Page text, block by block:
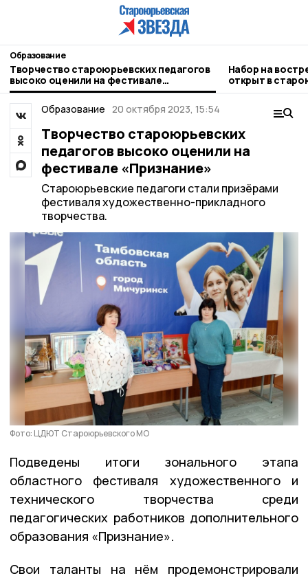
Образование
Творчество староюрьевских педагогов
высоко оценили на фестивале
«Признание»
Набор на
открыт в
Образование 20 октября 2023, 15:54
Творчество староюрьевских
педагогов высоко оценили на
фестивале «Признание»
Староюрьевские педагоги стали призёрами
фестиваля художественно-прикладного
творчества.
Фото: ЦДЮТ Староюрьевского МО
Подведены итоги зонального этапа
областного фестиваля художественного и
технического творчества среди
педагогических работников дополнительного
образования «Признание».
Свои таланты на нём продемонстрировали